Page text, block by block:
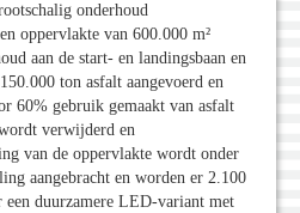
onderhoud
oppervlakte van 600.000 m²
aan de start- en landingsbaan en
ton asfalt aangevoerd en
60% gebruik gemaakt van asfalt
verwijderd en
van de oppervlakte wordt onder
aangebracht en worden er 2.100
een duurzamere LED-variant met